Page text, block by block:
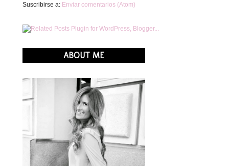
Suscribirse a: Enviar comentarios (Atom)
ABOUT ME